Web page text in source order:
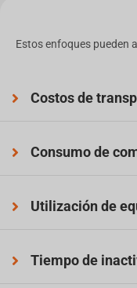
Estos enfoques pueden
Costos de
Consumo de
Utilización de
Tiempo de